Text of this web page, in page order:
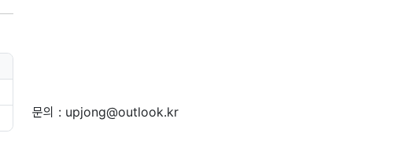
문의 : upjong@outlook.kr